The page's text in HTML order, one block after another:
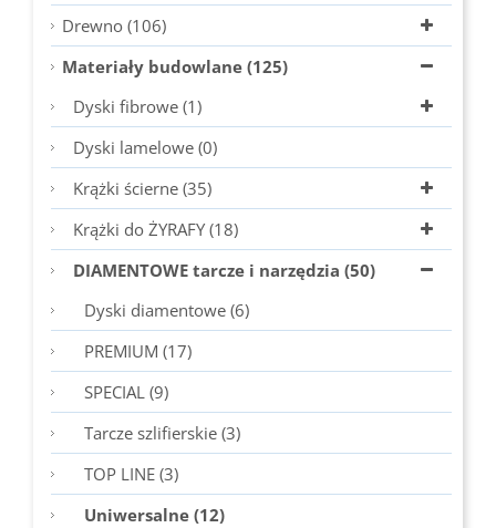
Drewno (106)
Materiały budowlane (125)
Dyski fibrowe (1)
Dyski lamelowe (0)
Krążki ścierne (35)
Krążki do ŻYRAFY (18)
DIAMENTOWE tarcze i narzędzia (50)
Dyski diamentowe (6)
PREMIUM (17)
SPECIAL (9)
Tarcze szlifierskie (3)
TOP LINE (3)
Uniwersalne (12)